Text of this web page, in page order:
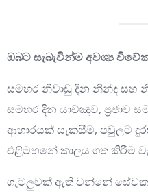
ඔබට සැබැවින්ම අවශ්‍ය
සමහර නිවාඩු දින නින්ද සහ
සමහර දින යාච්ඤාව, ප්‍රජාව
ආහාරයක් සැකසීම, පවුලට
එළිමහනේ කාලය ගත කිරීම
ගැටලුවක් ඇති වන්නේ